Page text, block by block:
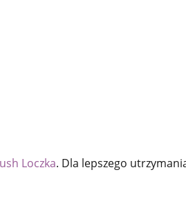
Loczka. Dla lepszego